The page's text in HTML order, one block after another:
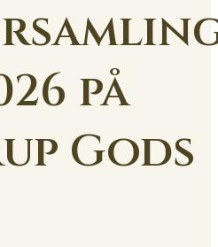
på
Gods